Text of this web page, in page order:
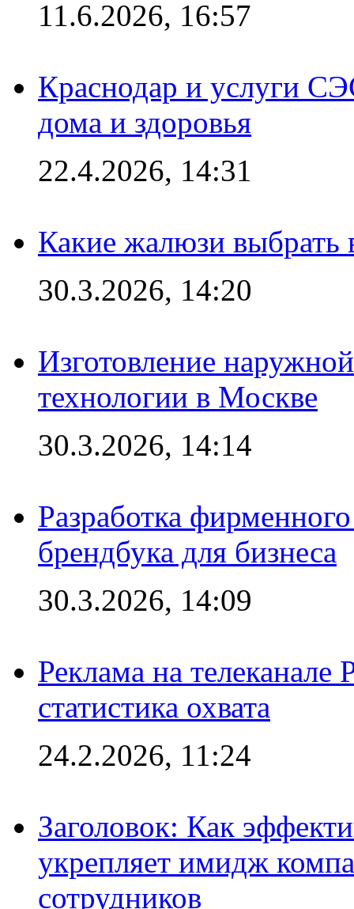
11.6.2026, 16:57
Краснодар и услуги
дома и здоровья
22.4.2026, 14:31
Какие жалюзи выбрать
30.3.2026, 14:20
Изготовление
технологии в Москве
30.3.2026, 14:14
Разработка
брендбука для бизнеса
30.3.2026, 14:09
Реклама на
статистика охвата
24.2.2026, 11:24
Заголовок: Как
укрепляет имидж
сотрудников